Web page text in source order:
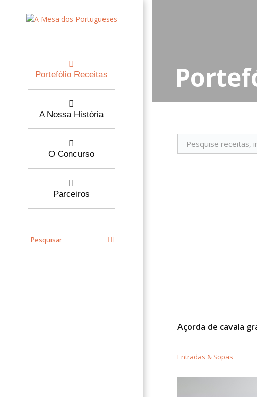
Portefólio Receitas
A Nossa História
O Concurso
Parceiros
Pesquisar
Açorda de cavala
Entradas & Sopas